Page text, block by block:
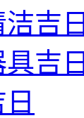
吉日
吉日